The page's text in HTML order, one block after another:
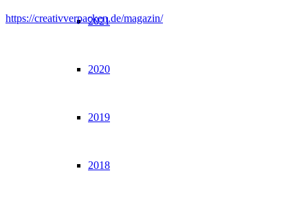
2021
2020
2019
2018
https://creativverpacken.de/magazin/